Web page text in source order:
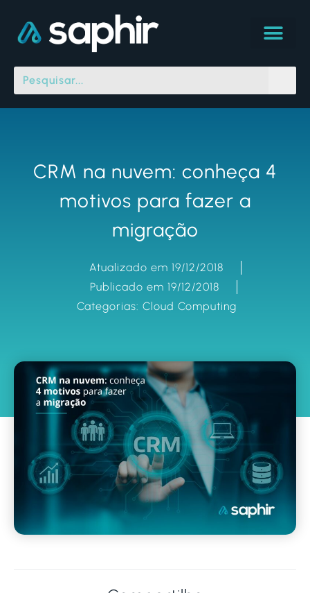
CRM na nuvem: conheça 4
motivos para fazer a
migração
Atualizado em 19/12/2018
Publicado em 19/12/2018
Categorias: Cloud Computing